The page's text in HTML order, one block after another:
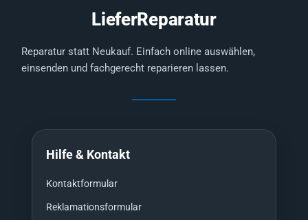
LieferReparatur
Reparatur statt Neukauf. Einfach online auswählen,
einsenden und fachgerecht reparieren lassen.
Hilfe & Kontakt
Kontaktformular
Reklamationsformular